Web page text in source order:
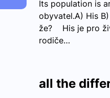
Its population is
obyvatel.A) His
že? His je pro
rodiče…
all the